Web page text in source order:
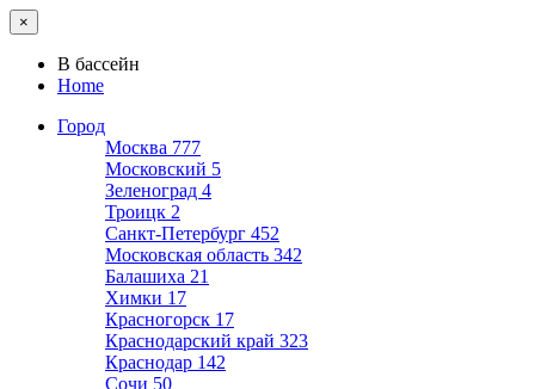
×
В бассейн
Home
Город
Москва 777
Московский 5
Зеленоград 4
Троицк 2
Санкт-Петербург 452
Московская область 342
Балашиха 21
Химки 17
Красногорск 17
Краснодарский край 323
Краснодар 142
Сочи 50